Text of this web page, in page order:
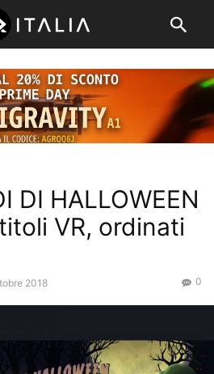
DI HALLOWEEN
VR, ordinati
2018 0